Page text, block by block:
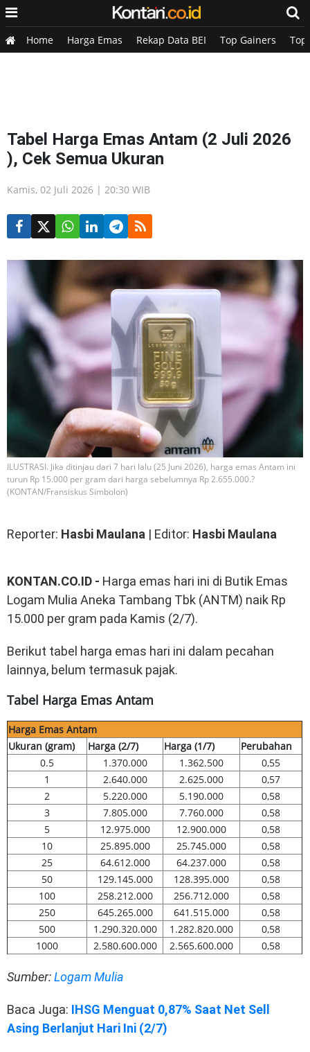
Home Harga Emas Rekap Data BEI Top Gainers Top
Tabel Harga Emas Antam (2 Juli 2026
), Cek Semua Ukuran
Kamis, 02 Juli 2026 | 20:30 WIB
ILUSTRASI. Jika ditinjau dari 7 hari lalu (25 Juni 2026), harga emas Antam ini
turun Rp 15.000 per gram dari harga sebelumnya Rp 2.655.000.?
(KONTAN/Fransiskus Simbolon)
Reporter: Hasbi Maulana | Editor: Hasbi Maulana
KONTAN.CO.ID - Harga emas hari ini di Butik Emas
Logam Mulia Aneka Tambang Tbk (ANTM) naik Rp
15.000 per gram pada Kamis (2/7).
Berikut tabel harga emas hari ini dalam pecahan
lainnya, belum termasuk pajak.
Tabel Harga Emas Antam
Harga Emas Antam
Ukuran (gram)
Harga (2/7) Harga (1/7)
Perubahan
0.5
1.370.000 1.362.500
0,55
1
2.640.000 2.625.000
0,57
2
5.220.000 5.190.000
0,58
3
7.805.000 7.760.000
0,58
5
12.975.000 12.900.000
0,58
10
25.895.000 25.745.000
0,58
25
64.612.000 64.237.000
0,58
50
129.145.000 128.395.000
0,58
100
258.212.000 256.712.000
0,58
250
645.265.000 641.515.000
0,58
500
1.290.320.000 1.282.820.000
0,58
1000
2.580.600.000 2.565.600.000 0,58
Sumber:Logam Mulia
Baca Juga: IHSG Menguat 0,87% Saat Net Sell
Asing Berlanjut Hari Ini (2/7)